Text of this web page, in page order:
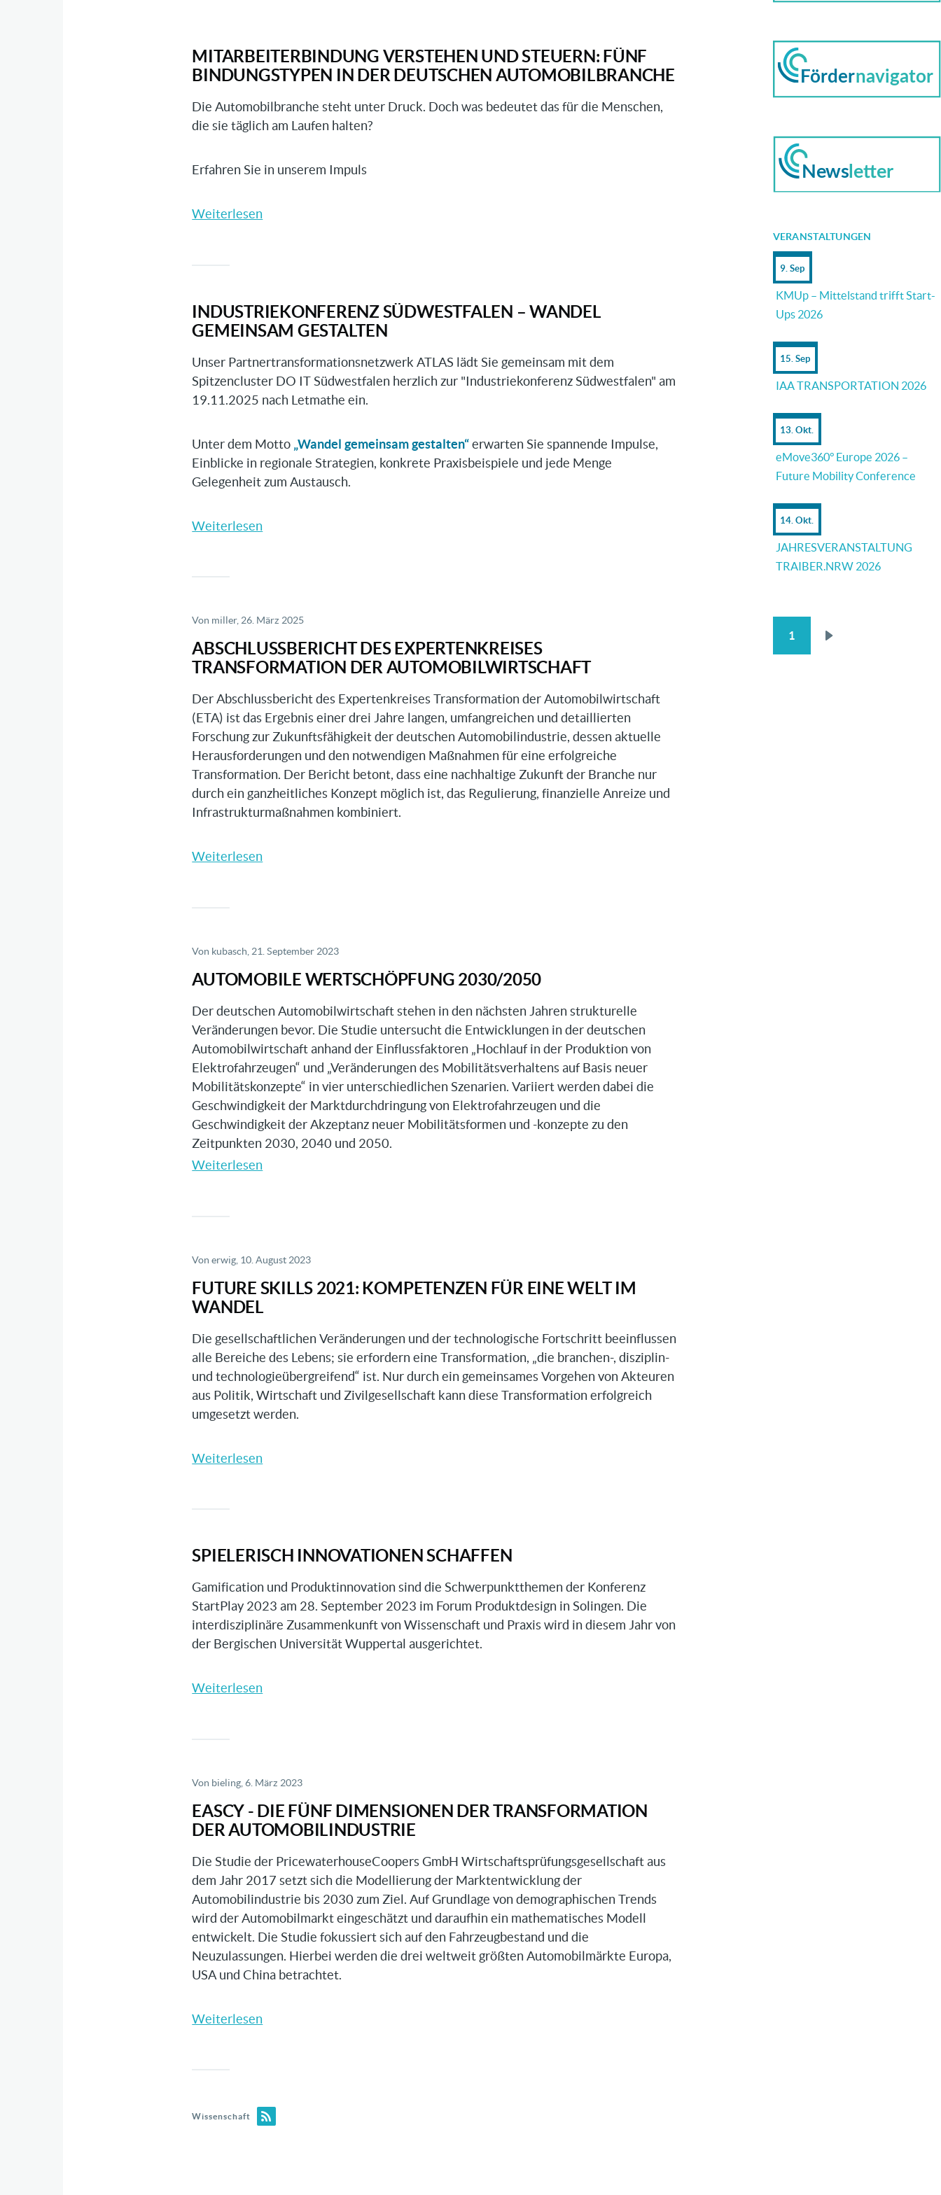
MITARBEITERBINDUNG VERSTEHEN UND STEUERN: FÜNF
BINDUNGSTYPEN IN DER DEUTSCHEN AUTOMOBILBRANCHE
Die Automobilbranche steht unter Druck. Doch was bedeutet das für die Menschen,
die sie täglich am Laufen halten?
Erfahren Sie in unserem Impuls
Weiterlesen
Fünf
Bindungstypen
der
deutschen
Automobilbranche
INDUSTRIEKONFERENZ SÜDWESTFALEN – WANDEL
GEMEINSAM GESTALTEN
Unser Partnertransformationsnetzwerk ATLAS lädt Sie gemeinsam mit dem
Spitzencluster DO IT Südwestfalen herzlich zur "Industriekonferenz Südwestfalen" am
19.11.2025 nach Letmathe ein.
Unter dem Motto „Wandel gemeinsam gestalten“erwarten Sie spannende Impulse,
Einblicke in regionale Strategien, konkrete Praxisbeispiele und jede Menge
Gelegenheit zum Austausch.
Weiterlesen
gemeinsam
gestalten
Von miller, 26. März 2025
ABSCHLUSSBERICHT DES EXPERTENKREISES
TRANSFORMATION DER AUTOMOBILWIRTSCHAFT
Der Abschlussbericht des Expertenkreises Transformation der Automobilwirtschaft
(ETA) ist das Ergebnis einer drei Jahre langen, umfangreichen und detaillierten
Forschung zur Zukunftsfähigkeit der deutschen Automobilindustrie, dessen aktuelle
Herausforderungen und den notwendigen Maßnahmen für eine erfolgreiche
Transformation. Der Bericht betont, dass eine nachhaltige Zukunft der Branche nur
durch ein ganzheitliches Konzept möglich ist, das Regulierung, finanzielle Anreize und
Infrastrukturmaßnahmen kombiniert.
Weiterlesen
der
Automobilwirtschaft
Von kubasch , 21. September 2023
AUTOMOBILE WERTSCHÖPFUNG 2030/2050
Der deutschen Automobilwirtschaft stehen in den nächsten Jahren strukturelle
Veränderungen bevor. Die Studie untersucht die Entwicklungen in der deutschen
Automobilwirtschaft anhand der Einflussfaktoren „Hochlauf in der Produktion von
Elektrofahrzeugen“ und „Veränderungen des Mobilitätsverhaltens auf Basis neuer
Mobilitätskonzepte“ in vier unterschiedlichen Szenarien. Variiert werden dabei die
Geschwindigkeit der Marktdurchdringung von Elektrofahrzeugen und die
Geschwindigkeit der Akzeptanz neuer Mobilitätsformen und -konzepte zu den
Zeitpunkten 2030, 2040 und 2050.
Weiterlesen
Vonerwig , 10. August 2023
FUTURE SKILLS 2021: KOMPETENZEN FÜR EINE WELT IM
WANDEL
Die gesellschaftlichen Veränderungen und der technologische Fortschritt beeinflussen
alle Bereiche des Lebens; sie erfordern eine Transformation, „die branchen-, disziplin-
und technologieübergreifend“ ist. Nur durch ein gemeinsames Vorgehen von Akteuren
aus Politik, Wirtschaft und Zivilgesellschaft kann diese Transformation erfolgreich
umgesetzt werden.
Weiterlesen
für
Welt
im
Wandel
SPIELERISCH INNOVATIONEN SCHAFFEN
Gamification und Produktinnovation sind die Schwerpunktthemen der Konferenz
StartPlay 2023 am 28. September 2023 im Forum Produktdesign in Solingen. Die
interdisziplinäre Zusammenkunft von Wissenschaft und Praxis wird in diesem Jahr von
der Bergischen Universität Wuppertal ausgerichtet.
Weiterlesen
Von bieling , 6. März 2023
EASCY - DIE FÜNF DIMENSIONEN DER TRANSFORMATION
DER AUTOMOBILINDUSTRIE
Die Studie der PricewaterhouseCoopers GmbH Wirtschaftsprüfungsgesellschaft aus
dem Jahr 2017 setzt sich die Modellierung der Marktentwicklung der
Automobilindustrie bis 2030 zum Ziel. Auf Grundlage von demographischen Trends
wird der Automobilmarkt eingeschätzt und daraufhin ein mathematisches Modell
entwickelt. Die Studie fokussiert sich auf den Fahrzeugbestand und die
Neuzulassungen. Hierbei werden die drei weltweit größten Automobilmärkte Europa,
USA und China betrachtet.
Weiterlesen
Dimensionen
Wissenschaft
VERANSTALTUNGEN
9. Sep
KMUp – Mittelstand trifft Start-
Ups 2026
15. Sep
IAA TRANSPORTATION 2026
13. Okt.
eMove360° Europe 2026 –
Future Mobility Conference
14. Okt.
JAHRESVERANSTALTUNG
TRAIBER.NRW 2026
SEITENNUMMERIERUNG
1